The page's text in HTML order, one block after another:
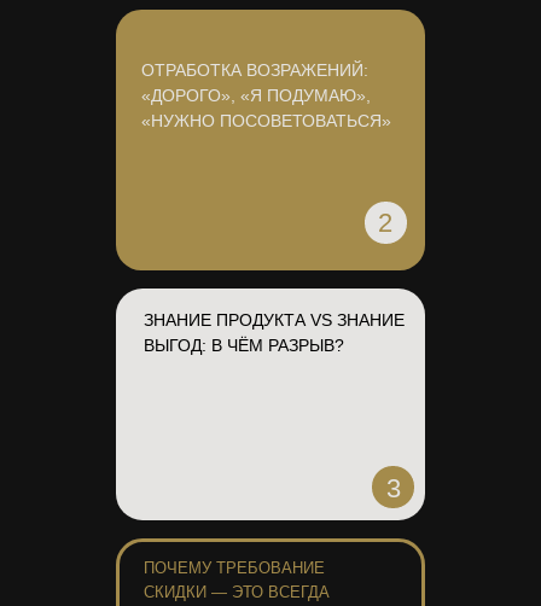
ЗНАНИЕ ПРОДУКТА VS ЗНАНИЕ
ВЫГОД: В ЧЁМ РАЗРЫВ?
3
ОТРАБОТКА ВОЗРАЖЕНИЙ:
«ДОРОГО», «Я ПОДУМАЮ»,
«НУЖНО ПОСОВЕТОВАТЬСЯ»
2
ПОЧЕМУ ТРЕБОВАНИЕ
СКИДКИ — ЭТО ВСЕГДА